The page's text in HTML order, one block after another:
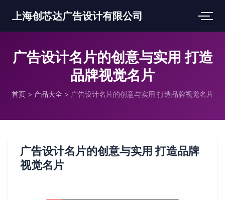
上海创芯达广告设计有限公司
广告设计名片的创意与实用 打造
品牌视觉名片
首页 > 产品大全 > 广告设计名片的创意与实用 打造品牌视觉名片
广告设计名片的创意与实用 打造品牌
视觉名片